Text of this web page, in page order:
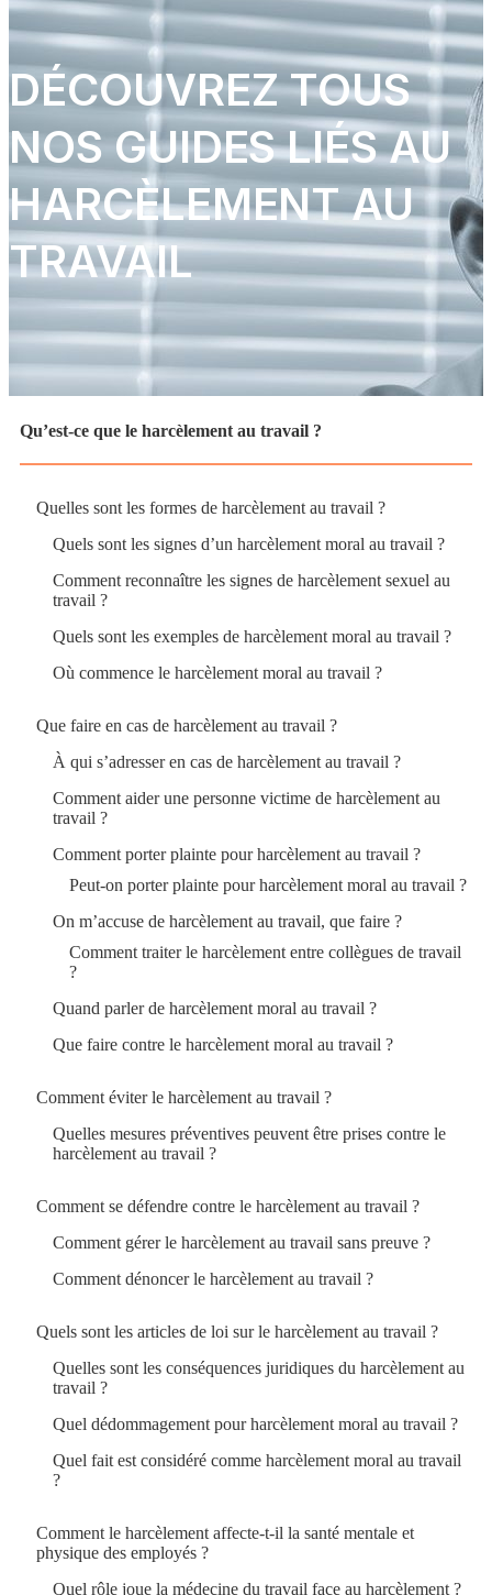
DÉCOUVREZ TOUS
NOS GUIDES LIÉS AU
HARCÈLEMENT AU
TRAVAIL
Qu’est-ce que le harcèlement au travail ?
Quelles sont les formes de harcèlement au travail ?
Quels sont les signes d’un harcèlement moral au travail ?
Comment reconnaître les signes de harcèlement sexuel au
travail ?
Quels sont les exemples de harcèlement moral au travail ?
Où commence le harcèlement moral au travail ?
Que faire en cas de harcèlement au travail ?
À qui s’adresser en cas de harcèlement au travail ?
Comment aider une personne victime de harcèlement au
travail ?
Comment porter plainte pour harcèlement au travail ?
Peut-on porter plainte pour harcèlement moral au travail ?
On m’accuse de harcèlement au travail, que faire ?
Comment traiter le harcèlement entre collègues de travail
?
Quand parler de harcèlement moral au travail ?
Que faire contre le harcèlement moral au travail ?
Comment éviter le harcèlement au travail ?
Quelles mesures préventives peuvent être prises contre le
harcèlement au travail ?
Comment se défendre contre le harcèlement au travail ?
Comment gérer le harcèlement au travail sans preuve ?
Comment dénoncer le harcèlement au travail ?
Quels sont les articles de loi sur le harcèlement au travail ?
Quelles sont les conséquences juridiques du harcèlement au
travail ?
Quel dédommagement pour harcèlement moral au travail ?
Quel fait est considéré comme harcèlement moral au travail
?
Comment le harcèlement affecte-t-il la santé mentale et
physique des employés ?
Quel rôle joue la médecine du travail face au harcèlement ?